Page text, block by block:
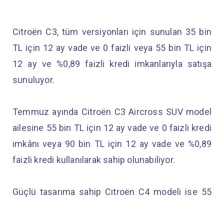
Citroën C3, tüm versiyonları için sunulan 35 bin
TL için 12 ay vade ve 0 faizli veya 55 bin TL için
12 ay ve %0,89 faizli kredi imkanlarıyla satışa
sunuluyor.
Temmuz ayında Citroën C3 Aircross SUV model
ailesine 55 bin TL için 12 ay vade ve 0 faizli kredi
imkânı veya 90 bin TL için 12 ay vade ve %0,89
faizli kredi kullanılarak sahip olunabiliyor.
Güçlü tasarıma sahip Citroën C4 modeli ise 55